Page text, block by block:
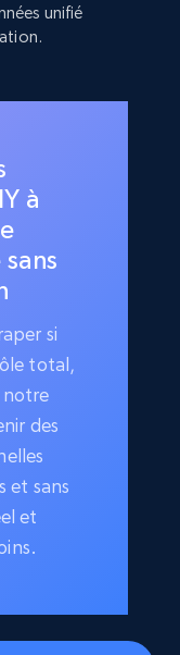
unifié
à
si
total,
notre
des
et sans
et